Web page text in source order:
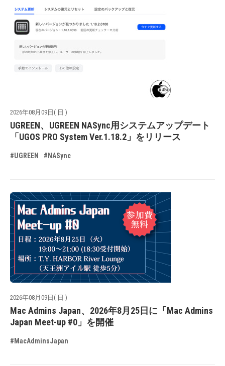
2026年08月09日( 日 )
UGREEN、UGREEN NASync用システムアップデート
「UGOS PRO System Ver.1.18.2」をリリース
#UGREEN #NASync
2026年08月09日( 日 )
Mac Admins Japan、2026年8月25日に「Mac Admins
Japan Meet-up #0」を開催
#MacAdminsJapan